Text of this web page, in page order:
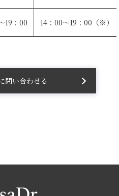
19：00 14：00～19：00（※）
問い合わせる